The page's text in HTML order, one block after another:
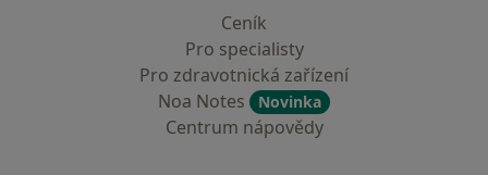
Ceník
Pro specialisty
Pro zdravotnická zařízení
Noa Notes
Novinka
Centrum nápovědy